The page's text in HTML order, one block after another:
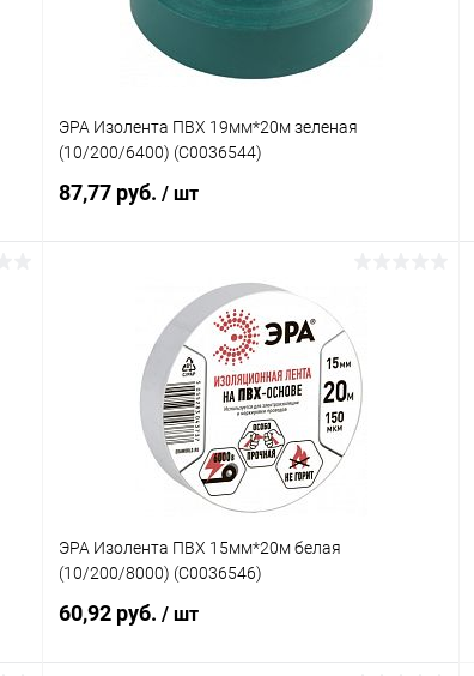
ЭРА Изолента ПВХ 19мм*20м зеленая
(10/200/6400) (C0036544)
87,77 руб. / шт
В корзину
Купить в 1 клик К сравнению
В избранное В наличии
ЭРА Изолента ПВХ 15мм*20м белая
(10/200/8000) (C0036546)
60,92 руб. / шт